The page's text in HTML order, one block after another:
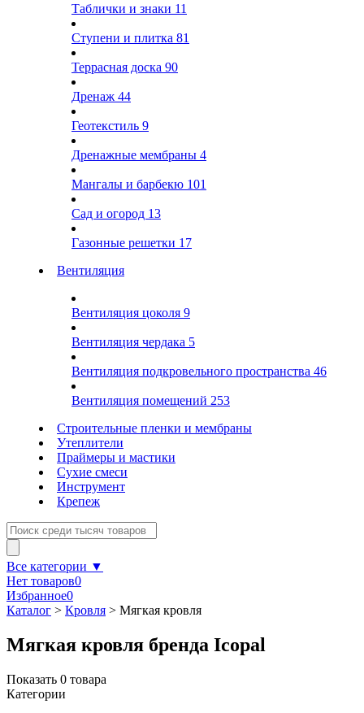
Таблички и знаки 11
Ступени и плитка 81
Террасная доска 90
Дренаж 44
Геотекстиль 9
Дренажные мембраны 4
Мангалы и барбекю 101
Сад и огород 13
Газонные решетки 17
Вентиляция
Вентиляция цоколя 9
Вентиляция чердака 5
Вентиляция подкровельного пространства 46
Вентиляция помещений 253
Строительные пленки и мембраны
Утеплители
Праймеры и мастики
Сухие смеси
Инструмент
Крепеж
Все категории ▼
Нет товаров0
Избранное0
Каталог > Кровля > Мягкая кровля
Мягкая кровля бренда Icopal
Показать 0 товара
Категории